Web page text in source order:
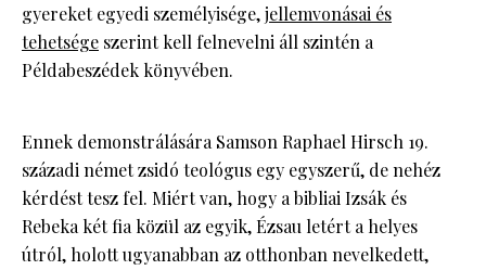
gyereket egyedi személyisége,jellemvonásai és
tehetsége szerint kell felnevelni áll szintén a
Példabeszédek könyvében.
Ennek demonstrálására Samson Raphael Hirsch 19.
századi német zsidó teológus egy egyszerű, de nehéz
kérdést tesz fel. Miért van, hogy a bibliai Izsák és
Rebeka két fia közül az egyik, Ézsau letért a helyes
útról, holott ugyanabban az otthonban nevelkedett,